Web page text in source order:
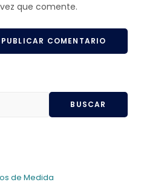
que comente.
BUSCAR
de Medida